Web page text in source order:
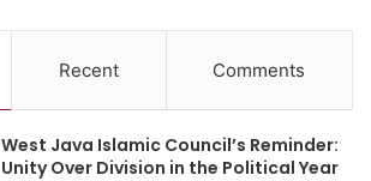
Recent Comments
West Java Islamic Council’s Reminder:
Unity Over Division in the Political Year